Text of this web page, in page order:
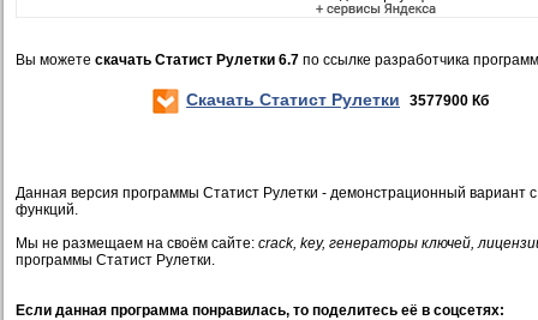
Вы можете скачать Статист Рулетки 6.7 по ссылке разработчика
Скачать Статист Рулетки 3577900 Кб
Данная версия программы Статист Рулетки - демонстрационный вариант
функций.
Мы не размещаем на своём сайте: crack, key, генераторы ключей,
программы Статист Рулетки.
Если данная программа понравилась, то поделитесь её в соцсетях: